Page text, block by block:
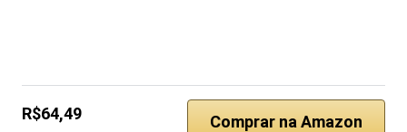
R$64,49 Comprar na Amazon